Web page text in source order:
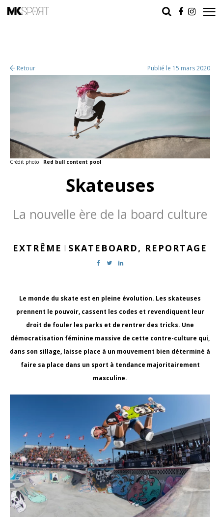
Retour Publié le 15 mars 2020
Crédit photo : Red bull content pool
Skateuses
La nouvelle ère de la board culture
EXTRÊME | SKATEBOARD, REPORTAGE
Le monde du skate est en pleine évolution. Les skateuses
prennent le pouvoir, cassent les codes et revendiquent leur
droit de fouler les parks et de rentrer des tricks. Une
démocratisation féminine massive de cette contre-culture qui,
dans son sillage, laisse place à un mouvement bien déterminé à
faire sa place dans un sport à tendance majoritairement
masculine.